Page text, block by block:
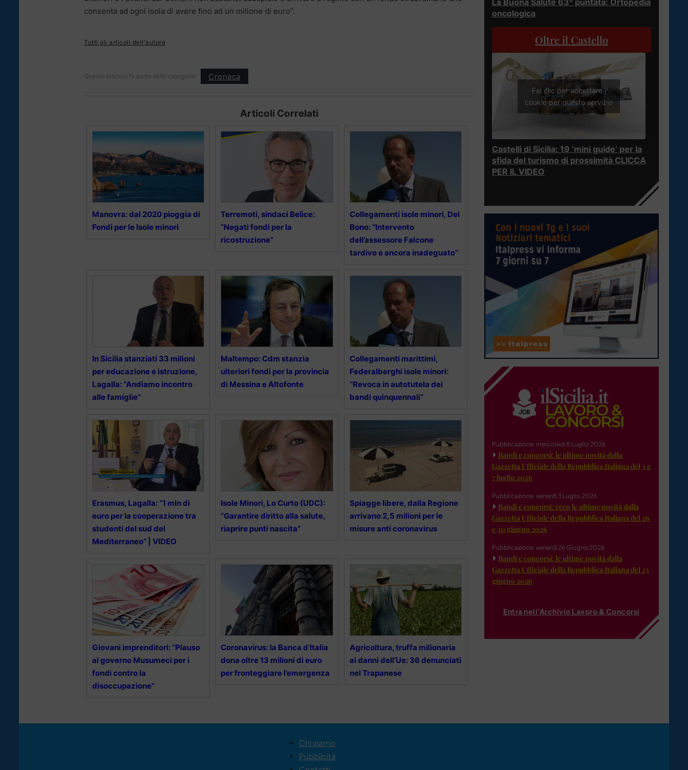
consenta ad ogni isola di avere fino ad un milione di euro”.
Tutti gli articoli dell'autore
Questo articolo fa parte delle categorie: Cronaca
Articoli Correlati
Manovra: dal 2020 pioggia di
Fondi per le Isole minori
Terremoti, sindaci Belìce:
“Negati fondi per la
ricostruzione”
Collegamenti isole minori, Del
Bono: “Intervento
dell’assessore Falcone
tardivo e ancora inadeguato”
In Sicilia stanziati 33 milioni
per educazione e istruzione,
Lagalla: “Andiamo incontro
alle famiglie”
Maltempo: Cdm stanzia
ulteriori fondi per la provincia
di Messina e Altofonte
Collegamenti marittimi,
Federalberghi isole minori:
“Revoca in autotutela dei
bandi quinquennali”
Erasmus, Lagalla: “1 mln di
euro per la cooperazione tra
studenti del sud del
Mediterraneo” | VIDEO
Isole Minori, Lo Curto (UDC):
“Garantire diritto alla salute,
riaprire punti nascita”
Spiagge libere, dalla Regione
arrivano 2,5 milioni per le
misure anti coronavirus
Giovani imprenditori: “Plauso
al governo Musumeci per i
fondi contro la
disoccupazione”
Coronavirus: la Banca d’Italia
dona oltre 13 milioni di euro
per fronteggiare l’emergenza
Agricoltura, truffa milionaria
ai danni dell’Ue: 36 denunciati
nel Trapanese
La Buona Salute 63° puntata: Ortopedia
oncologica
Oltre il Castello
Fai clic per accettare i
cookie per questo servizio
Castelli di Sicilia: 19 ‘mini guide’ per la
sfida del turismo di prossimità CLICCA
PER IL VIDEO
Pubblicazione: mercoledì 8 Luglio 2026
Bandi e concorsi: le ultime novità dalla
Gazzetta Ufficiale della Repubblica Italiana del 3 e
7 luglio 2026
Pubblicazione: venerdì 3 Luglio 2026
Bandi e concorsi: ecco le ultime novità dalla
Gazzetta Ufficiale della Repubblica Italiana del 26
e 30 giugno 2026
Pubblicazione: venerdì 26 Giugno 2026
Bandi e concorsi: le ultime novità dalla
Gazzetta Ufficiale della Repubblica Italiana del 23
giugno 2026
Entra nell'Archivio Lavoro & Concorsi
Chi siamo
Pubblicità